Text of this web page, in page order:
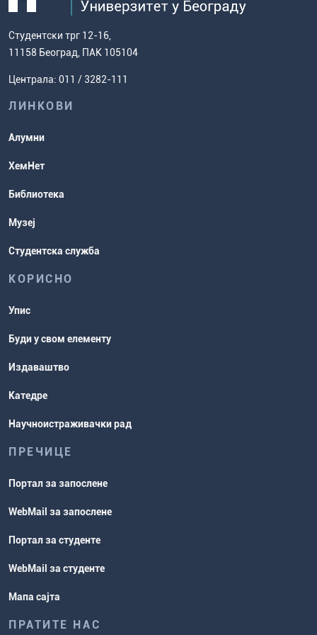
како доћи до нас
Научноистраживачки рад
дисертације
Европски систем преноса бодова
(ЕСПБ)
Усавршавање за наставнике
Повереник за равноправност
Студентске организације
рокови
Општи услови за упис на Хемијски
Ценовник студија
испита
Студентски трг 12-16,
11158 Београд, ПАК 105104
Централа: 011 / 3282-111
ЛИНКОВИ
Алумни
ХемНет
Библиотека
Музеј
Студентска служба
КОРИСНО
Упис
Буди у свом елементу
Издаваштво
Катедре
Научноистраживачки рад
ПРЕЧИЦЕ
Портал за запослене
WebMail за запослене
Портал за студенте
WebMail за студенте
Мапа сајта
ПРАТИТЕ НАС